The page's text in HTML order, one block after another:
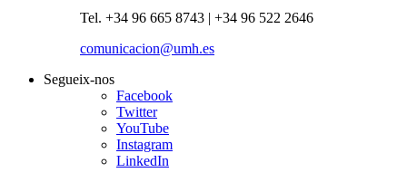
Tel. +34 96 665 8743 | +34 96 522 2646
comunicacion@umh.es
Segueix-nos
Facebook
Twitter
YouTube
Instagram
LinkedIn